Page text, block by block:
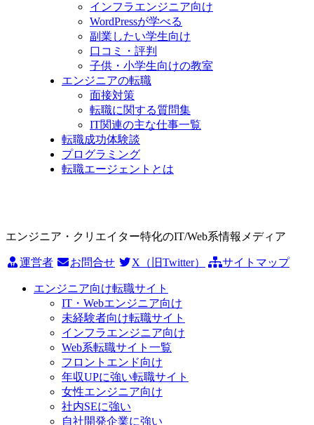
インフラエンジニア向け
WordPressが学べる
副業したい学生向け
口コミ・評判
子供・小学生向けの教室
エンジニアの転職
面接対策
転職に関する質問集
IT関連の主な仕事一覧
転職成功体験談
プログラミング
転職エージェントとは
エンジニア・クリエイター特化のIT/Web系情報メディア
運営者 お問合せ X（旧Twitter） サイトマップ
エンジニア向け転職サイト
IT・Webエンジニア向け
未経験者向け転職サイト
インフラエンジニア向け
Web系転職サイト一覧
フロントエンド向け
年収UPに強い転職サイト
女性エンジニア向け
社内SEに強い
自社開発企業に強い